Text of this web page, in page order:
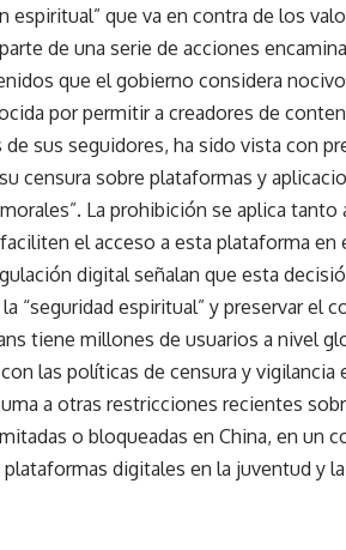
espiritual” que va en contra de los
de una serie de acciones
que el gobierno considera
por permitir a creadores de
sus seguidores, ha sido vista con
censura sobre plataformas y
La prohibición se aplica
el acceso a esta plataforma en
digital señalan que esta
“seguridad espiritual” y preservar el
tiene millones de usuarios a nivel
las políticas de censura y vigilancia
a otras restricciones recientes
o bloqueadas en China, en un
digitales en la juventud y